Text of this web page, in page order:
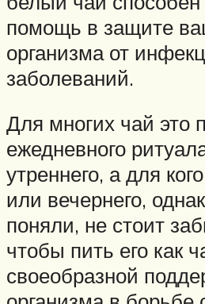
помощь в защите
организма от
заболеваний.
Для многих чай это
ежедневного
утреннего, а для
или вечернего,
поняли, не стоит
чтобы пить его как
своеобразной